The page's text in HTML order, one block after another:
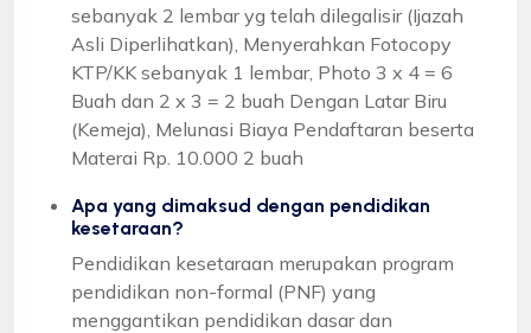
sebanyak 2 lembar yg telah dilegalisir (Ijazah
Asli Diperlihatkan), Menyerahkan Fotocopy
KTP/KK sebanyak 1 lembar, Photo 3 x 4 = 6
Buah dan 2 x 3 = 2 buah Dengan Latar Biru
(Kemeja), Melunasi Biaya Pendaftaran beserta
Materai Rp. 10.000 2 buah
Apa yang dimaksud dengan pendidikan
kesetaraan?
Pendidikan kesetaraan merupakan program
pendidikan non-formal (PNF) yang
menggantikan pendidikan dasar dan